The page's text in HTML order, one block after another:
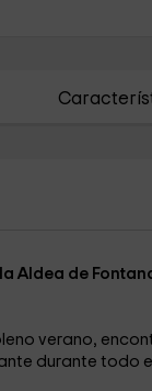
Aldea de
verano,
durante todo